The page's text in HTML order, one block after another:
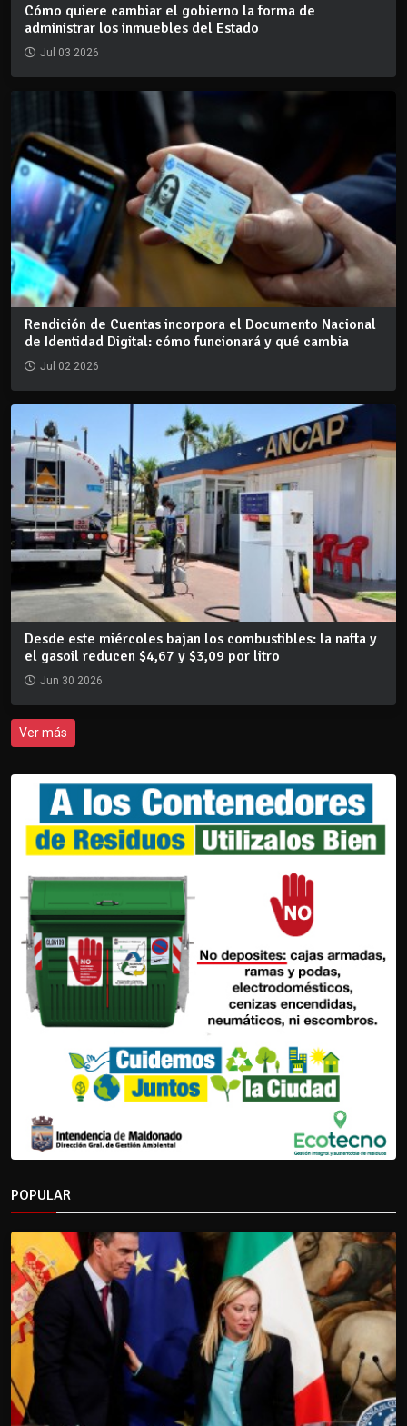
Cómo quiere cambiar el gobierno la forma de
administrar los inmuebles del Estado
Jul 03 2026
Rendición de Cuentas incorpora el Documento Nacional
de Identidad Digital: cómo funcionará y qué cambia
Jul 02 2026
Desde este miércoles bajan los combustibles: la nafta y
el gasoil reducen $4,67 y $3,09 por litro
Jun 30 2026
Ver más
POPULAR